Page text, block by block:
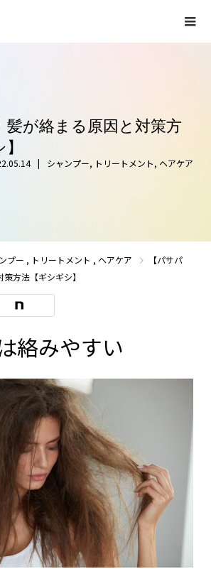
髪が絡まる原因と対策方
シャンプー, トリートメント, ヘアケア
プー , トリートメント , ヘアケア
【パサパ
方法【ギシギシ】
絡みやすい